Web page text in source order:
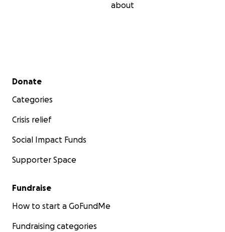
about
Secondary menu
Donate
Categories
Crisis relief
Social Impact Funds
Supporter Space
Fundraise
How to start a GoFundMe
Fundraising categories